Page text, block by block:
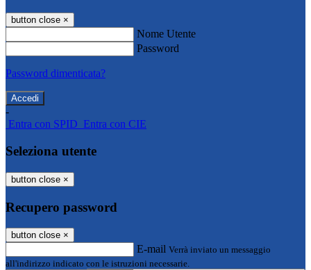
button close ×
Nome Utente
Password
Password dimenticata?
-
Entra con SPID Entra con CIE
Seleziona utente
button close ×
Recupero password
button close ×
E-mail Verrà inviato un messaggio
all'indirizzo indicato con le istruzioni necessarie.